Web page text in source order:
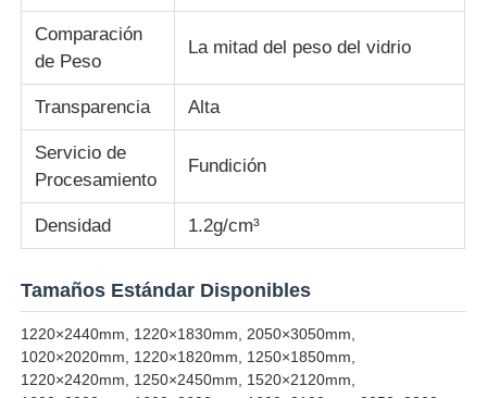
Hoja de acrílico fundido
Hoja de acrílico de color
Caja de almacenamiento acrílico
caja de presentación de acrílico
Hoja de acrílico de espejo
Hoja acrílica congelada
Comparación
de Peso
La mitad del peso del vidrio
Transparencia Alta
Servicio de
Procesamiento
Fundición
Densidad 1.2g/cm³
Tamaños Estándar Disponibles
1220×2440mm, 1220×1830mm, 2050×3050mm,
1020×2020mm, 1220×1820mm, 1250×1850mm,
1220×2420mm, 1250×2450mm, 1520×2120mm,